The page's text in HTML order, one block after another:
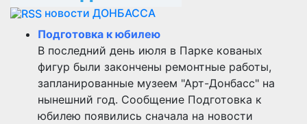
новости ДОНБАССА
Подготовка к юбилею
В последний день июля в Парке кованых
фигур были закончены ремонтные работы,
запланированные музеем "Арт-Донбасс" на
нынешний год. Сообщение Подготовка к
юбилею появились сначала на новости